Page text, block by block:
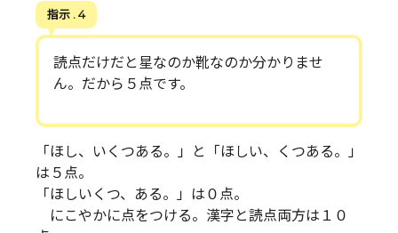
指示 . 4
読点だけだと星なのか靴なのか分かりませ
ん。だから５点です。
「ほし、いくつある。」と「ほしい、くつある。」
は５点。
「ほしいくつ、ある。」は０点。
にこやかに点をつける。漢字と読点両方は１０